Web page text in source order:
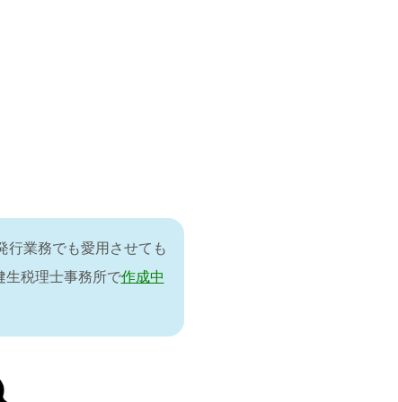
行業務でも愛用させても
生税理士事務所で作成中